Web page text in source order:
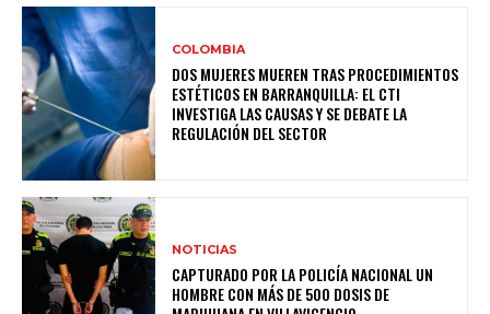
COLOMBIA
DOS MUJERES MUEREN TRAS PROCEDIMIENTOS
ESTÉTICOS EN BARRANQUILLA: EL CTI
INVESTIGA LAS CAUSAS Y SE DEBATE LA
REGULACIÓN DEL SECTOR
NOTICIAS
CAPTURADO POR LA POLICÍA NACIONAL UN
HOMBRE CON MÁS DE 500 DOSIS DE